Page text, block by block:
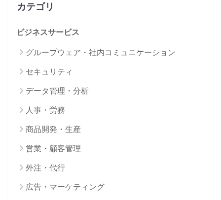
カテゴリ
ビジネスサービス
グループウェア・社内コミュニケーション
セキュリティ
データ管理・分析
人事・労務
商品開発・生産
営業・顧客管理
外注・代行
広告・マーケティング